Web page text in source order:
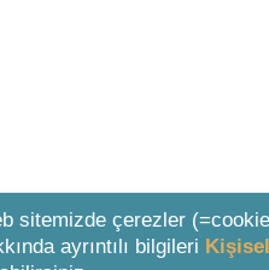
sitemizde çerezler
ayrıntılı bilgileri